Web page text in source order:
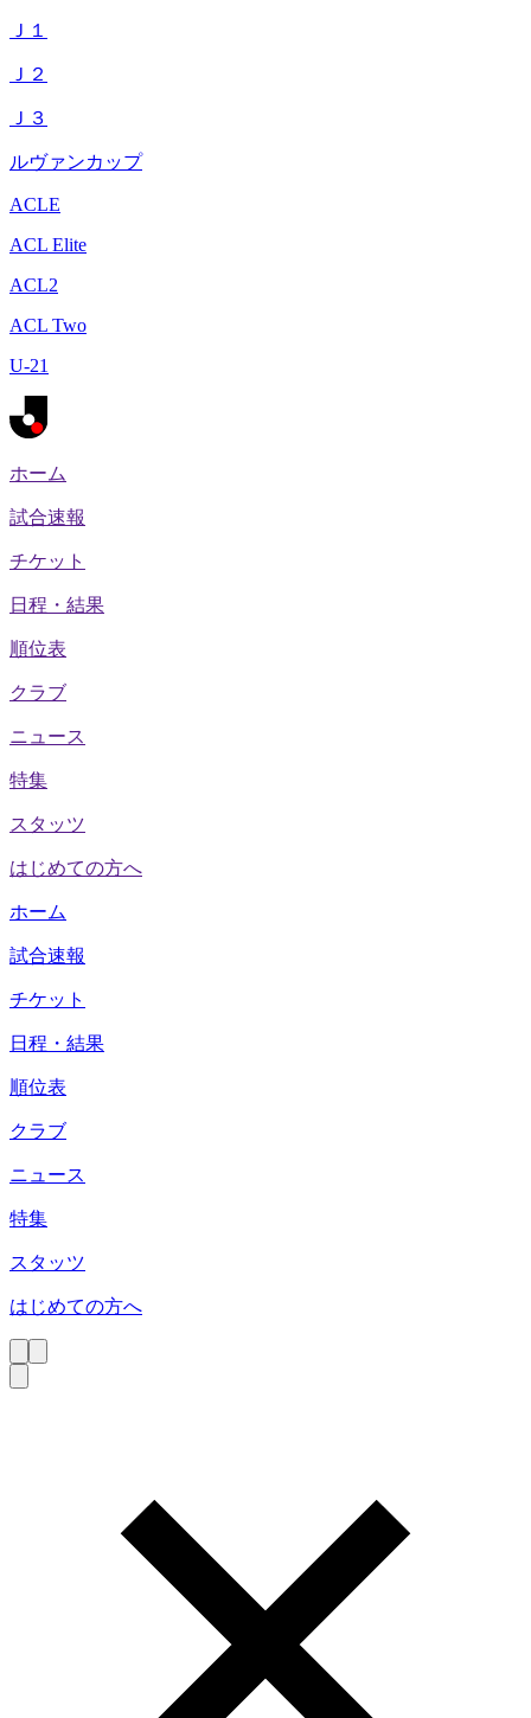
Ｊ１
Ｊ２
Ｊ３
ルヴァンカップ
ACLE
ACL Elite
ACL2
ACL Two
U-21
ホーム
試合速報
チケット
日程・結果
順位表
クラブ
ニュース
特集
スタッツ
はじめての方へ
ホーム
試合速報
チケット
日程・結果
順位表
クラブ
ニュース
特集
スタッツ
はじめての方へ